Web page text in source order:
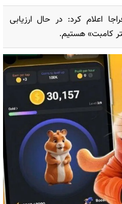
اعلام کرد: در حال ارزیابی
کامبت» هستیم.